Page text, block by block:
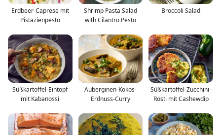
Erdbeer-Caprese mit
Pistazienpesto
Shrimp Pasta Salad
with Cilantro Pesto
Broccoli Salad
Süßkartoffel-Eintopf
mit Kabanossi
Auberginen-Kokos-
Erdnuss-Curry
Süßkartoffel-Zucchini-
Rösti mit Cashewdip